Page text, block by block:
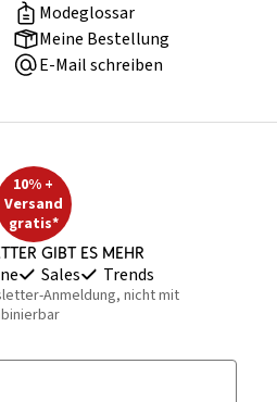
Modeglossar
Meine Bestellung
E-Mail schreiben
10% +
Versand
gratis*
gibt es mehr
Sales Trends
Anmeldung, nicht mit